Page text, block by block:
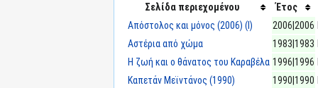
Σελίδα περιεχομένου Έτος
Απόστολος και μόνος (2006) (I)
2006|2006
Αστέρια από χώμα
1983|1983
Η ζωή και ο θάνατος του Καραβέλα 1996|1996
Καπετάν Μεϊντάνος (1990)
1990|1990